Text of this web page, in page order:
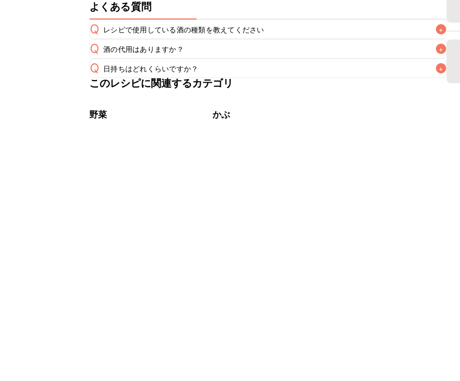
よくある質問
Q レシピで使用している酒の種類を教えてください +
A
Q 酒の代用はありますか？ +
A
Q 日持ちはどれくらいですか？ +
保存期間は冷蔵で翌日中が目安です。なるべくお早めにお召し上がりください。
※日持ちは目安です。
このレシピに関連するカテゴリ
野菜 かぶ